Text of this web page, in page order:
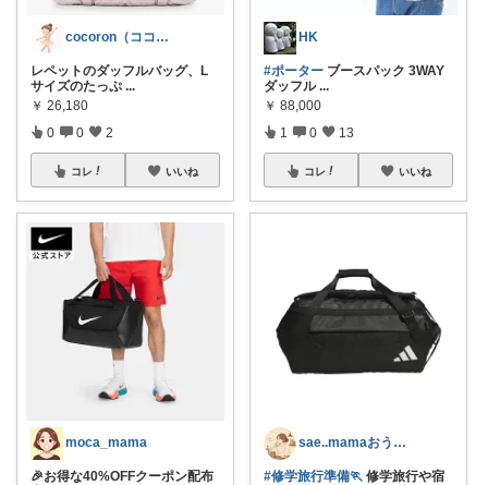
cocoron（ココロン）
レペットのダッフルバッグ、L
サイズのたっぷ ...
￥ 26,180
0 0 2
コレ いいね
moca_mama
🎉お得な40%OFFクーポン配布
HK
#ポーター ブースパック 3WAY
ダッフル ...
￥ 88,000
1 0 13
コレ いいね
sae..mamaおうちカフェとゆる育児
#修学旅行準備🏃 修学旅行や宿